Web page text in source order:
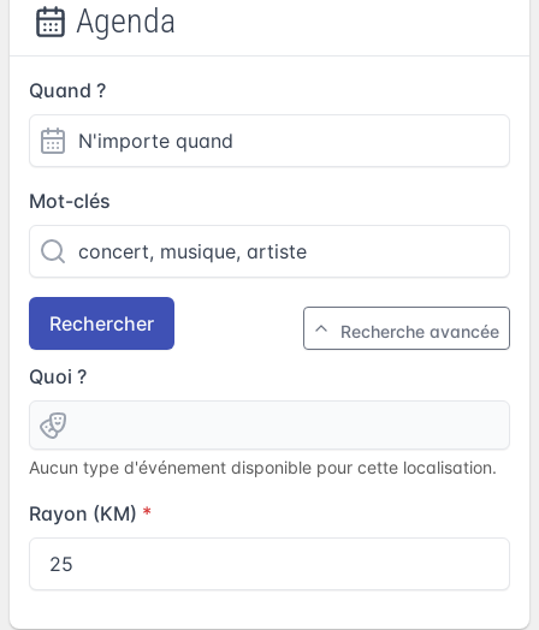
Agenda
Quand ?
Mot-clés
Rechercher Recherche avancée
Quoi ?
Aucun type d'événement disponible pour cette localisation.
Rayon (KM)